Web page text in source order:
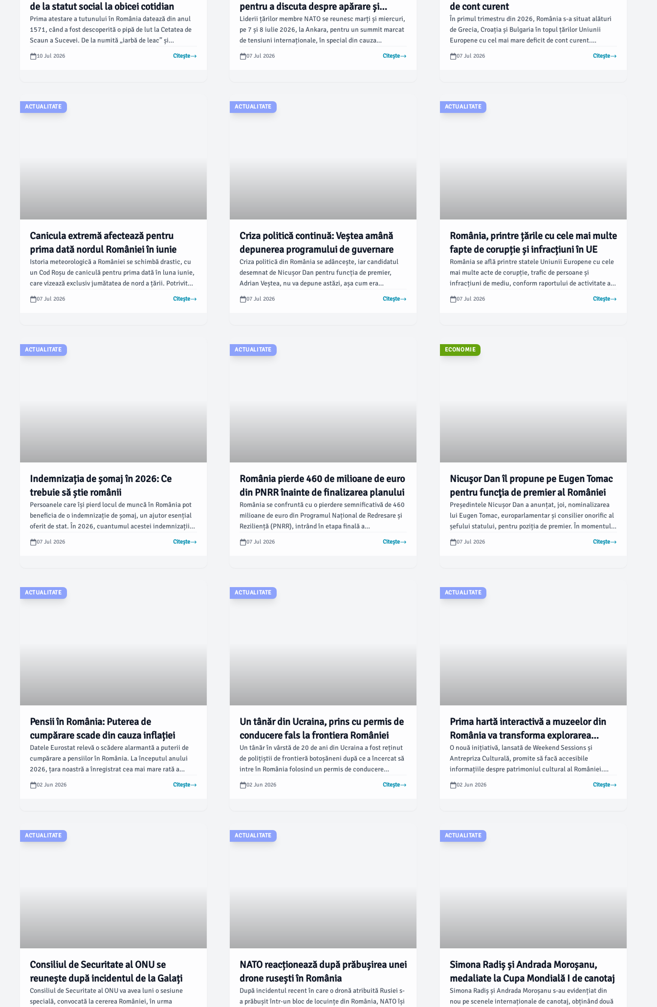
de la statut social la obicei cotidian
Prima atestare a tutunului în România datează din anul
1571, când a fost descoperită o pipă de lut la Cetatea de
Scaun a Sucevei. De la numită „iarbă de leac” și
considerată un simbol al statutului boieresc în perioada
fanariotă, fumatul a evoluat într-un obicei de masă care
10 Jul 2026 Citește
pentru a discuta despre apărare și
securitate
Liderii țărilor membre NATO se reunesc marți și miercuri,
pe 7 și 8 iulie 2026, la Ankara, pentru un summit marcat
de tensiuni internaționale, în special din cauza
războiului Rusiei împotriva Ucrainei. Potrivit
monitorulbt.ro, discuțiile se concentrează pe creșterea
07 Jul 2026 Citește
de cont curent
În primul trimestru din 2026, România s-a situat alături
de Grecia, Croația și Bulgaria în topul țărilor Uniunii
Europene cu cel mai mare deficit de cont curent.
Conform datelor prezentate vineri de Eurostat, țara
noastră a înregistrat un deficit de 5,3 miliarde de euro,
07 Jul 2026 Citește
ACTUALITATE
Canicula extremă afectează pentru
prima dată nordul României în iunie
Istoria meteorologică a României se schimbă drastic, cu
un Cod Roșu de caniculă pentru prima dată în luna iunie,
care vizează exclusiv jumătatea de nord a țării. Potrivit
monitorulbt.ro, arșița neobișnuită afectează intensiv
zone care anterior erau mai puțin expuse la astfel de
07 Jul 2026 Citește
ACTUALITATE
Criza politică continuă: Veștea amână
depunerea programului de guvernare
Criza politică din România se adâncește, iar candidatul
desemnat de Nicușor Dan pentru funcția de premier,
Adrian Veștea, nu va depune astăzi, așa cum era
planificat, lista de miniștri și programul de guvernare.
Conform informațiilor, acesta va face acest lucru abia
07 Jul 2026 Citește
ACTUALITATE
România, printre țările cu cele mai multe
fapte de corupție și infracțiuni în UE
România se află printre statele Uniunii Europene cu cele
mai multe acte de corupție, trafic de persoane și
infracțiuni de mediu, conform raportului de activitate al
Agenției pentru Cooperare în Materie de Justiție Penală
pentru anul 2025. Acest raport evidențiază probleme
07 Jul 2026 Citește
ACTUALITATE
Indemnizația de șomaj în 2026: Ce
trebuie să știe românii
Persoanele care își pierd locul de muncă în România pot
beneficia de o indemnizație de șomaj, un ajutor esențial
oferit de stat. În 2026, cuantumul acestei indemnizații
depinde de stagiul de cotizare și de veniturile anterioare,
conform informațiilor publicate de monitorulbt.ro.
07 Jul 2026 Citește
ACTUALITATE
România pierde 460 de milioane de euro
din PNRR înainte de finalizarea planului
România se confruntă cu o pierdere semnificativă de 460
milioane de euro din Programul Național de Redresare și
Reziliență (PNRR), intrând în etapa finală a
implementării acestuia, conform declarațiilor
senatorului Cătălin Silegeanu. Acesta acuză Guvernul
07 Jul 2026 Citește
ECONOMIE
Nicuşor Dan îl propune pe Eugen Tomac
pentru funcţia de premier al României
Președintele Nicușor Dan a anunțat, joi, nominalizarea
lui Eugen Tomac, europarlamentar și consilier onorific al
șefului statului, pentru poziția de premier. În momentul
anunțului, Tomac s-a aflat alături de președinte, iar
acesta a apreciat că el are „și independenţa, și
07 Jul 2026 Citește
ACTUALITATE
Pensii în România: Puterea de
cumpărare scade din cauza inflației
Datele Eurostat relevă o scădere alarmantă a puterii de
cumpărare a pensiilor în România. La începutul anului
2026, țara noastră a înregistrat cea mai mare rată a
inflației pe produsele alimentare din Uniunea Europeană,
o situație care agravează condițiile financiare ale
02 Jun 2026 Citește
ACTUALITATE
Un tânăr din Ucraina, prins cu permis de
conducere fals la frontiera României
Un tânăr în vârstă de 20 de ani din Ucraina a fost reținut
de polițiștii de frontieră botoșăneni după ce a încercat să
intre în România folosind un permis de conducere
falsificat. Incidentul a avut loc pe 3 mai 2026, la Punctul
de Trecere a Frontierei Racovăț, conform informațiilor
02 Jun 2026 Citește
ACTUALITATE
Prima hartă interactivă a muzeelor din
România va transforma explorarea
culturală
O nouă inițiativă, lansată de Weekend Sessions și
Antrepriza Culturală, promite să facă accesibile
informațiile despre patrimoniul cultural al României.
Aceasta constă în realizarea primei hărți interactive a
muzeelor din țară, care va reuni atât instituțiile de
02 Jun 2026 Citește
ACTUALITATE
Consiliul de Securitate al ONU se
reunește după incidentul de la Galați
Consiliul de Securitate al ONU va avea luni o sesiune
specială, convocată la cererea României, în urma
ACTUALITATE
NATO reacționează după prăbușirea unei
drone rusești în România
După incidentul recent în care o dronă atribuită Rusiei s-
a prăbușit într-un bloc de locuințe din România, NATO își
ACTUALITATE
Simona Radiș și Andrada Moroșanu,
medaliate la Cupa Mondială I de canotaj
Simona Radiș și Andrada Moroșanu s-au evidențiat din
nou pe scenele internaționale de canotaj, obținând două